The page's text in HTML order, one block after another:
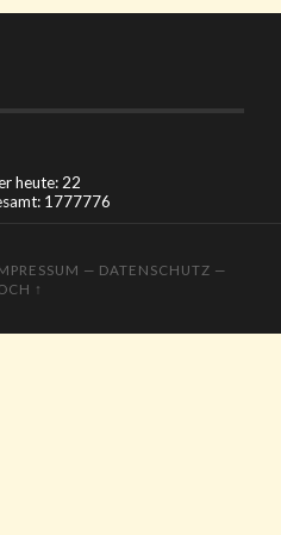
heute: 22
1777776
— DATENSCHUTZ —
↑